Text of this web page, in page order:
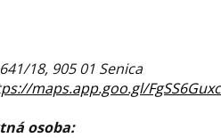
18, 905 01 Senica
maps.app.goo.gl/
osoba: